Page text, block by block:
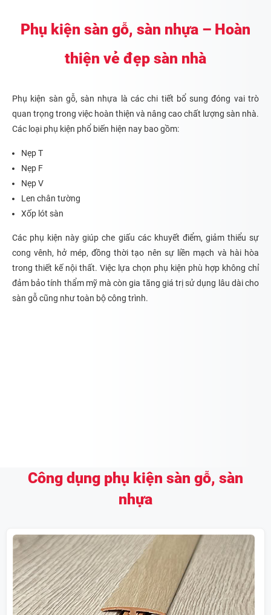
Phụ kiện sàn gỗ, sàn nhựa – Hoàn
thiện vẻ đẹp sàn nhà
Phụ kiện sàn gỗ, sàn nhựa là các chi tiết bổ sung đóng vai trò
quan trọng trong việc hoàn thiện và nâng cao chất lượng sàn nhà.
Các loại phụ kiện phổ biến hiện nay bao gồm:
Nẹp T
Nẹp F
Nẹp V
Len chân tường
Xốp lót sàn
Các phụ kiện này giúp che giấu các khuyết điểm, giảm thiểu sự
cong vênh, hở mép, đồng thời tạo nên sự liền mạch và hài hòa
trong thiết kế nội thất. Việc lựa chọn phụ kiện phù hợp không chỉ
đảm bảo tính thẩm mỹ mà còn gia tăng giá trị sử dụng lâu dài cho
sàn gỗ cũng như toàn bộ công trình.
Công dụng phụ kiện sàn gỗ, sàn
nhựa